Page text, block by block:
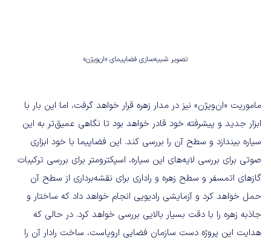
تصویر شبیه‌سازی فضاپیمای «ان‌ویژن»
ماموریت «ان‌ویژن» نیز در مدار زهره قرار خواهد گرفت، اما این بار با
ابزار جدید و پیشرفته خود قادر خواهد بود تا نگاهی عمیق‌تر به این
سیاره بیندازد و سطح آن را بررسی کند. این فضاپیما با خود ابزاری
صوتی برای بررسی لایه‌های این سیاره، اسپکترومتر برای بررسی ترکیبات
گازهای اتمسفر و سطح زهره و راداری برای نقشه‌برداری از سطح آن
حمل خواهد کرد و آزمایشی رادیویی انجام خواهد داد که ساختار و
جاذبه زهره را با دقت بسیار بالایی بررسی خواهد کرد. در حالی که
هدایت این پروژه دست سازمان فضایی اروپاست، ساخت رادار آن را